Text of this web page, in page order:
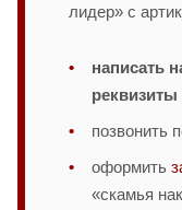
лидер» с
написать
реквизиты
позвонить
оформить
«скамья